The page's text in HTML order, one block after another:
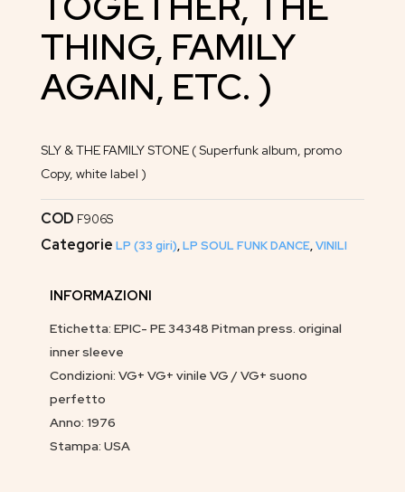
THING, FAMILY
AGAIN, ETC. )
SLY & THE FAMILY STONE ( Superfunk album, promo
Copy, white label )
COD F906S
Categorie LP (33 giri),LP SOUL FUNK DANCE,VINILI
INFORMAZIONI
Etichetta: EPIC- PE 34348 Pitman press. original
inner sleeve
Condizioni: VG+ VG+ vinile VG / VG+ suono
perfetto
Anno: 1976
Stampa: USA